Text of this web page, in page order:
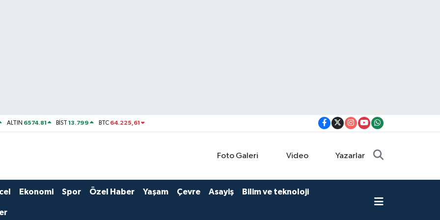
ALTIN 6574.81 BİST13.799 BTC 64.225,61
Foto Galeri Video Yazarlar
Ekonomi Spor Özel Haber Yaşam Çevre Asayiş Bilim ve teknoloji